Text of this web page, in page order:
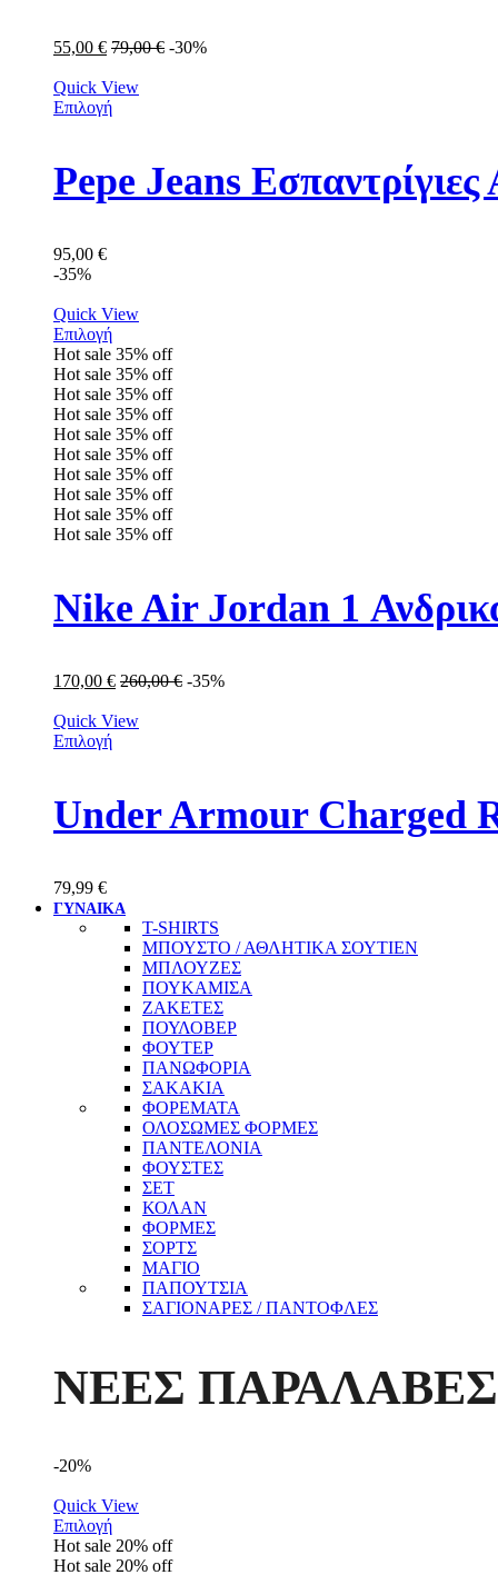
55,00 € 79,00€ -30%
Quick View
Επιλογή
Pepe Jeans
95,00 €
-35%
Quick View
Επιλογή
Hot sale 35% off
Hot sale 35% off
Hot sale 35% off
Hot sale 35% off
Hot sale 35% off
Hot sale 35% off
Hot sale 35% off
Hot sale 35% off
Hot sale 35% off
Hot sale 35% off
Nike Air Jordan 1
170,00 € 260,00€ -35%
Quick View
Επιλογή
Under Armour Charged
79,99 €
ΓΥΝΑΙΚΑ
T-SHIRTS
ΜΠΟΥΣΤΟ / ΑΘΛΗΤΙΚΑ ΣΟΥΤΙΕΝ
ΜΠΛΟΥΖΕΣ
ΠΟΥΚΑΜΙΣΑ
ΖΑΚΕΤΕΣ
ΠΟΥΛΟΒΕΡ
ΦΟΥΤΕΡ
ΠΑΝΩΦΟΡΙΑ
ΣΑΚΑΚΙΑ
ΦΟΡΕΜΑΤΑ
ΟΛΟΣΩΜΕΣ ΦΟΡΜΕΣ
ΠΑΝΤΕΛΟΝΙΑ
ΦΟΥΣΤΕΣ
ΣΕΤ
ΚΟΛΑΝ
ΦΟΡΜΕΣ
ΣΟΡΤΣ
ΜΑΓΙΟ
ΠΑΠΟΥΤΣΙΑ
ΣΑΓΙΟΝΑΡΕΣ / ΠΑΝΤΟΦΛΕΣ
ΝΕΕΣ ΠΑΡΑΛΑΒΕΣ
-20%
Quick View
Επιλογή
Hot sale 20% off
Hot sale 20% off